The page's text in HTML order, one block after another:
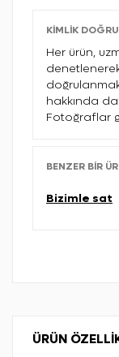
KIMLIK
Her ürün,
hakkında
Fotoğraflar
BENZER BIR
Bizimle sat
ÜRÜN